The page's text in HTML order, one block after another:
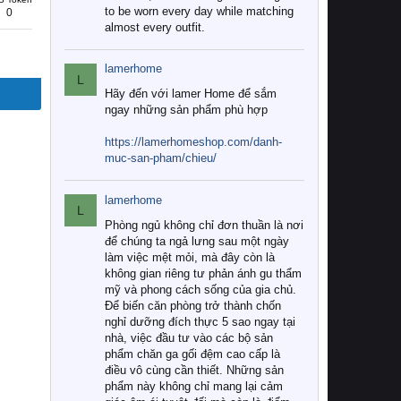
0
to be worn every day while matching
almost every outfit.
L
lamerhome
Hãy đến với lamer Home để sắm
ngay những sản phẩm phù hợp
https://lamerhomeshop.com/danh-
muc-san-pham/chieu/
L
lamerhome
Phòng ngủ không chỉ đơn thuần là nơi
để chúng ta ngả lưng sau một ngày
làm việc mệt mỏi, mà đây còn là
không gian riêng tư phản ánh gu thẩm
mỹ và phong cách sống của gia chủ.
Để biến căn phòng trở thành chốn
nghỉ dưỡng đích thực 5 sao ngay tại
nhà, việc đầu tư vào các bộ sản
phẩm chăn ga gối đệm cao cấp là
điều vô cùng cần thiết. Những sản
phẩm này không chỉ mang lại cảm